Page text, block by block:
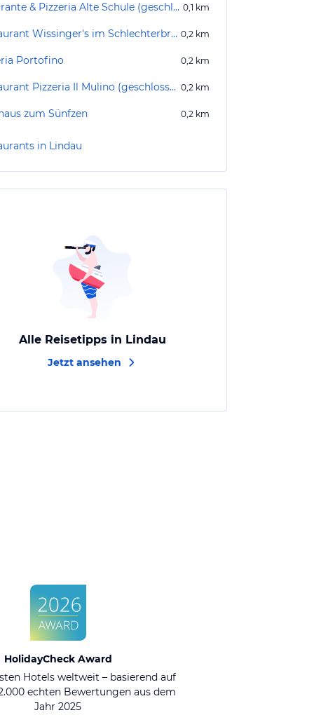
Ristorante & Pizzeria Alte Schule (geschlossen) 0,1 km
Restaurant Wissinger's im Schlechterbräu 0,2 km
Portofino 0,2 km
Restaurant Pizzeria Il Mulino (geschlossen) 0,2 km
zum Sünfzen 0,2 km
in Lindau
Alle Reisetipps in Lindau
Jetzt ansehen
HolidayCheck Award
Hotels weltweit – basierend auf
echten Bewertungen aus dem
Jahr 2025